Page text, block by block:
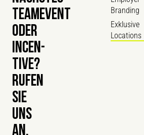
Branding
Exklusive
Locations
TEAMEVENT
ODER
INCEN­
TIVE?
RUFEN
SIE
UNS
AN.